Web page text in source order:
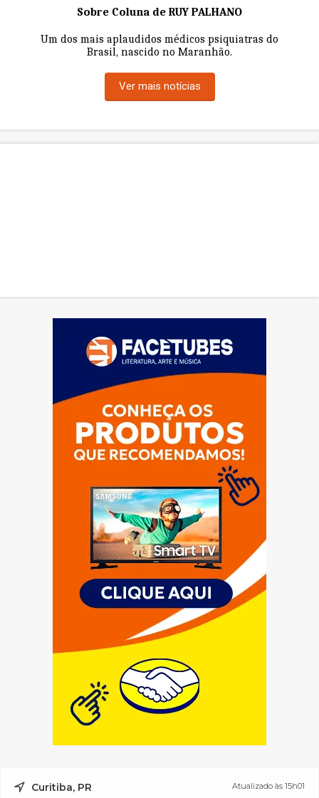
Sobre Coluna de RUY PALHANO
Um dos mais aplaudidos médicos psiquiatras do
Brasil, nascido no Maranhão.
Ver mais notícias
Curitiba, PR Atualizado às 15h01